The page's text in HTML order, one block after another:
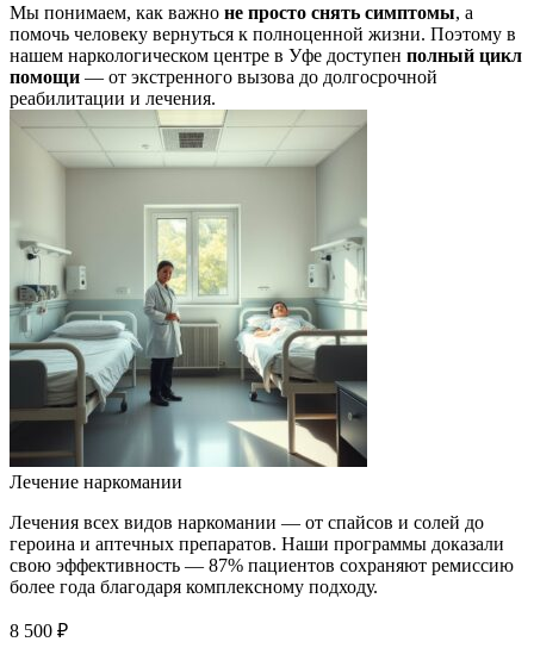
Мы понимаем, как важно не просто снять симптомы, а
помочь человеку вернуться к полноценной жизни. Поэтому в
нашем наркологическом центре в Уфе доступен полный цикл
помощи — от экстренного вызова до долгосрочной
реабилитации и лечения.
Лечение наркомании
Лечения всех видов наркомании — от спайсов и солей до
героина и аптечных препаратов. Наши программы доказали
свою эффективность — 87% пациентов сохраняют ремиссию
более года благодаря комплексному подходу.
8 500 ₽